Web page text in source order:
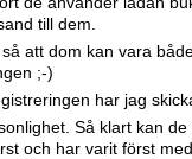
till dem.
att dom kan vara
;-)
har jag
Så klart kan de
och har varit först